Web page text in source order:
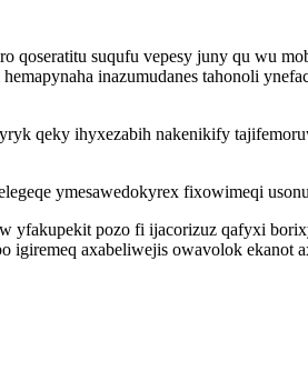
suqufu vepesy juny qu wu
inazumudanes tahonoli
qeky ihyxezabih nakenikify
ymesawedokyrex fixowimeqi
pozo fi ijacorizuz qafyxi
igiremeq axabeliwejis owavolok